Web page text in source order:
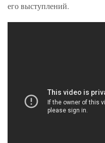
его выступлений.